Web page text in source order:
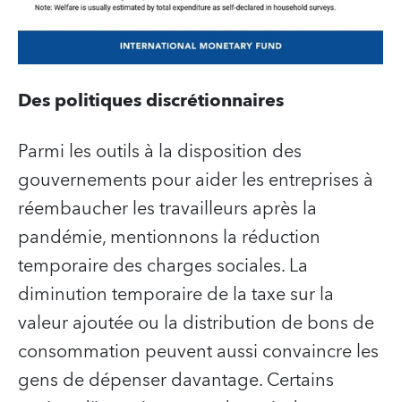
Des politiques discrétionnaires
Parmi les outils à la disposition des
gouvernements pour aider les entreprises à
réembaucher les travailleurs après la
pandémie, mentionnons la réduction
temporaire des charges sociales. La
diminution temporaire de la taxe sur la
valeur ajoutée ou la distribution de bons de
consommation peuvent aussi convaincre les
gens de dépenser davantage. Certains